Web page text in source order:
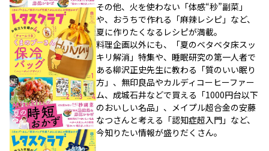
その他、火を使わない「体感“秒”副菜」
や、おうちで作れる「麻辣レシピ」など、
夏に作りたくなるレシピが満載。
料理企画以外にも、「夏のベタベタ床スッ
キリ解消」特集や、睡眠研究の第一人者で
ある柳沢正史先生に教わる「質のいい眠り
方」、無印良品やカルディコーヒーファー
ム、成城石井などで買える「1000円台以下
のおいしい名品」、メイプル超合金の安藤
なつさんと考える「認知症超入門」など、
今知りたい情報が盛りだくさん。